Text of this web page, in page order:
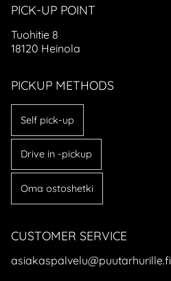
PICK-UP POINT
Tuohitie 8
18120 Heinola
PICKUP METHODS
Self pick-up
Drive in -pickup
Oma ostoshetki
CUSTOMER SERVICE
asiakaspalvelu@puutarhurille.fi